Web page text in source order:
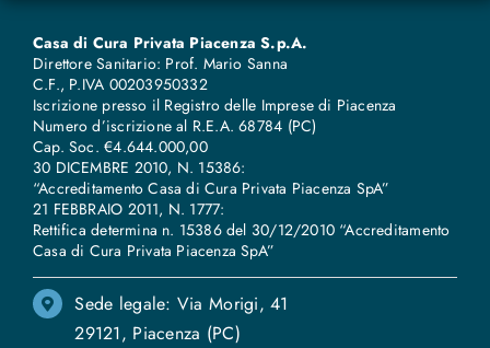
Casa di Cura Privata Piacenza S.p.A.
Direttore Sanitario: Prof. Mario Sanna
C.F., P.IVA 00203950332
Iscrizione presso il Registro delle Imprese di Piacenza
Numero d’iscrizione al R.E.A. 68784 (PC)
Cap. Soc. €4.644.000,00
30 DICEMBRE 2010, N. 15386:
“Accreditamento Casa di Cura Privata Piacenza SpA”
21 FEBBRAIO 2011, N. 1777:
Rettifica determina n. 15386 del 30/12/2010 “Accreditamento
Casa di Cura Privata Piacenza SpA”
Sede legale: Via Morigi, 41
29121, Piacenza (PC)